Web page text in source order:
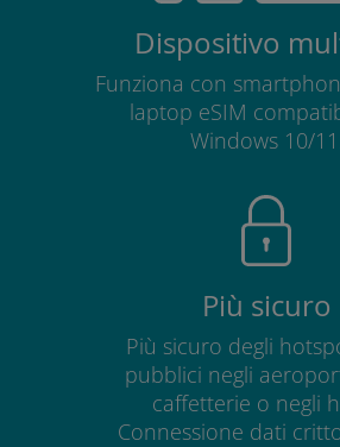
Dispositivo
Funziona con
laptop eSIM
Windows 10/
Più sicuro
Più sicuro degli
pubblici negli
caffetterie o negli
Connessione dati